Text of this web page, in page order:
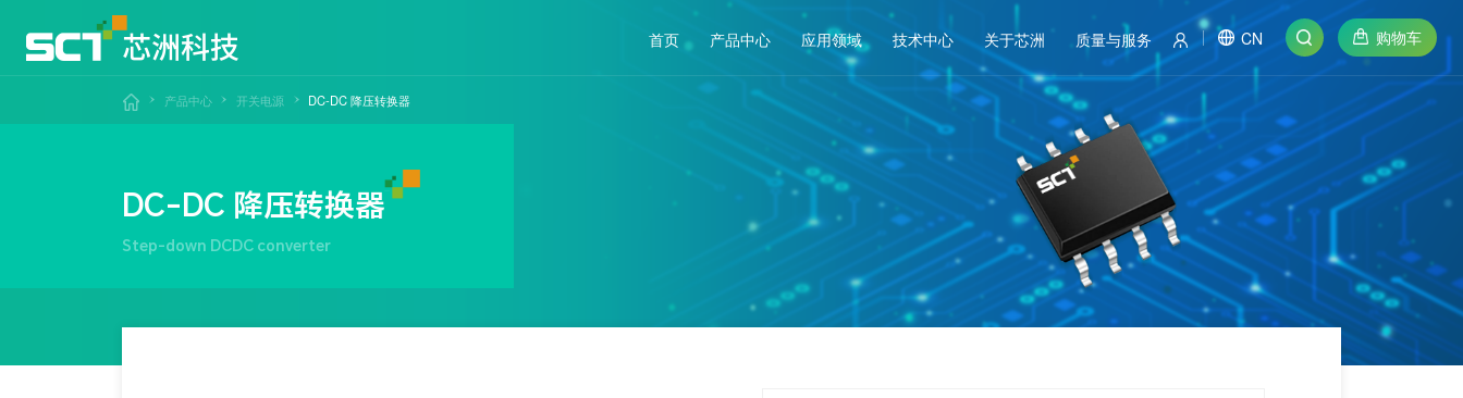
首页 产品中心
DC-DC 降压转换器
5V DC-DC降压转换器
20V DC-DC降压转换器
30V DC-DC降压转换器
40V DC-DC降压转换器
DC-DC 升压转换器
热销产品
SCT2121TTBR
理想二极管
应用领域
车身及照明
CMS
OBD(胎压检测)
车大灯
车身控制器ECU
辅助驾驶ADAS
智能座舱
DCS IO板卡
HMI-非隔离应用
HMI-隔离应用
IPC工控板
GPS Tracker
PoE交换机
BBU基带单元
基站天线
POS机
打印机
电子烟无线充
平板电脑
技术中心 关于芯洲 质量与服务 CN 购物车
产品中心 开关电源 DC-DC 降压转换器
DC-DC 降压转换器
Step-down DCDC converter